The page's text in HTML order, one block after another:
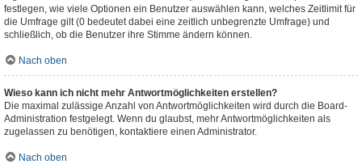
festlegen, wie viele Optionen ein Benutzer auswählen kann, welches Zeitlimit für
die Umfrage gilt (0 bedeutet dabei eine zeitlich unbegrenzte Umfrage) und
schließlich, ob die Benutzer ihre Stimme ändern können.
Nach oben
Wieso kann ich nicht mehr Antwortmöglichkeiten erstellen?
Die maximal zulässige Anzahl von Antwortmöglichkeiten wird durch die Board-
Administration festgelegt. Wenn du glaubst, mehr Antwortmöglichkeiten als
zugelassen zu benötigen, kontaktiere einen Administrator.
Nach oben